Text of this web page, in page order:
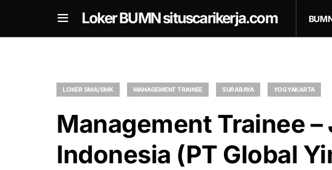
Loker BUMN situscarikerja.com
LOKER SMA/SMK MANAGEMENT TRAINEE SURABAYA YOGYAKARTA
Management Trainee –
Indonesia (PT Global